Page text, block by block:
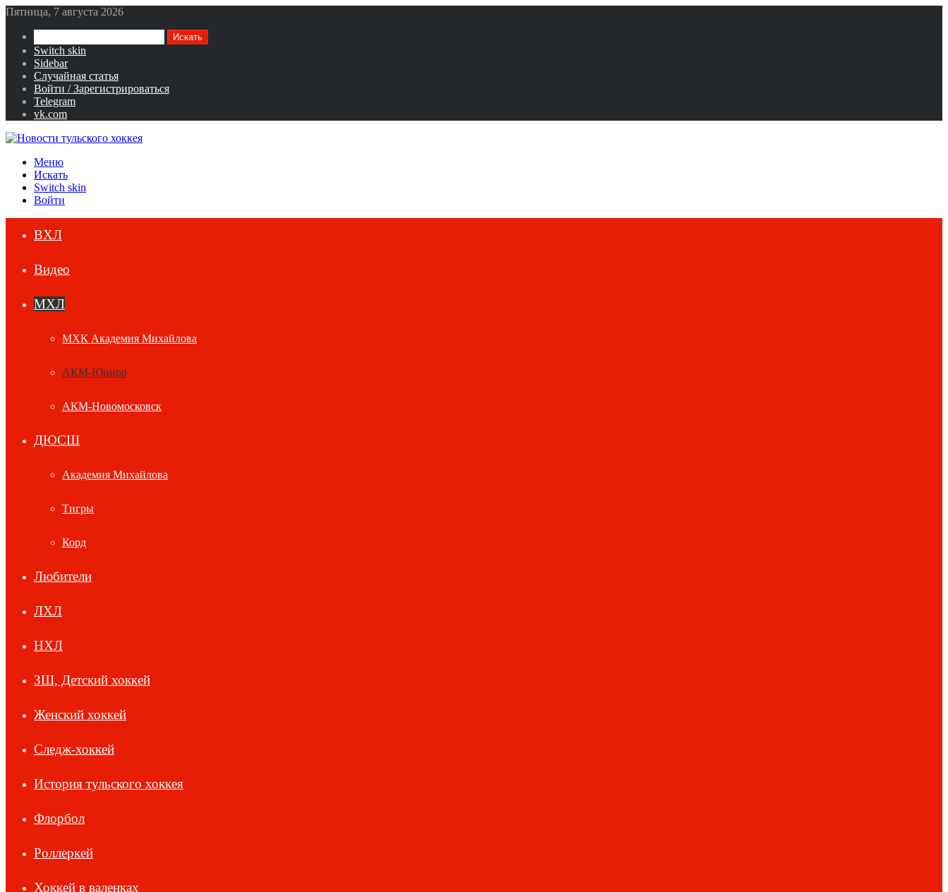
Пятница, 7 августа 2026
Искать
Switch skin
Sidebar
Случайная статья
Войти / Зарегистрироваться
Telegram
vk.com
Меню
Искать
Switch skin
Войти
ВХЛ
Видео
МХЛ
МХК Академия Михайлова
АКМ-Юниор
АКМ-Новомосковск
ДЮСШ
Академия Михайлова
Тигры
Корд
Любители
ЛХЛ
НХЛ
ЗШ, Детский хоккей
Женский хоккей
Следж-хоккей
История тульского хоккея
Флорбол
Роллеркей
Хоккей в валенках